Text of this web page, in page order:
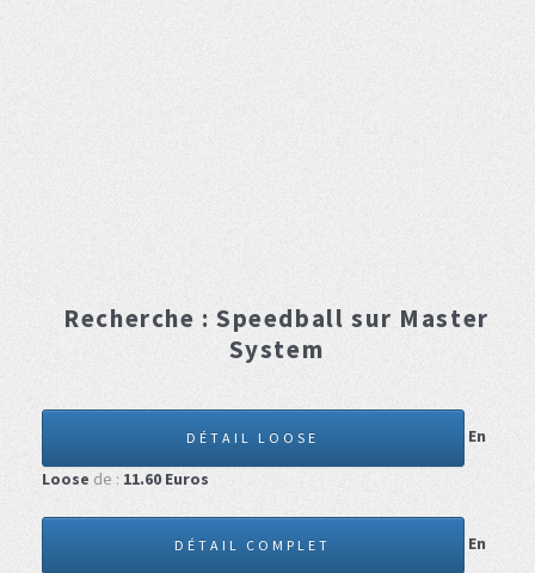
Recherche :Speedball sur Master
System
DÉTAIL LOOSE
En
Loose de : 11.60 Euros
DÉTAIL COMPLET
En